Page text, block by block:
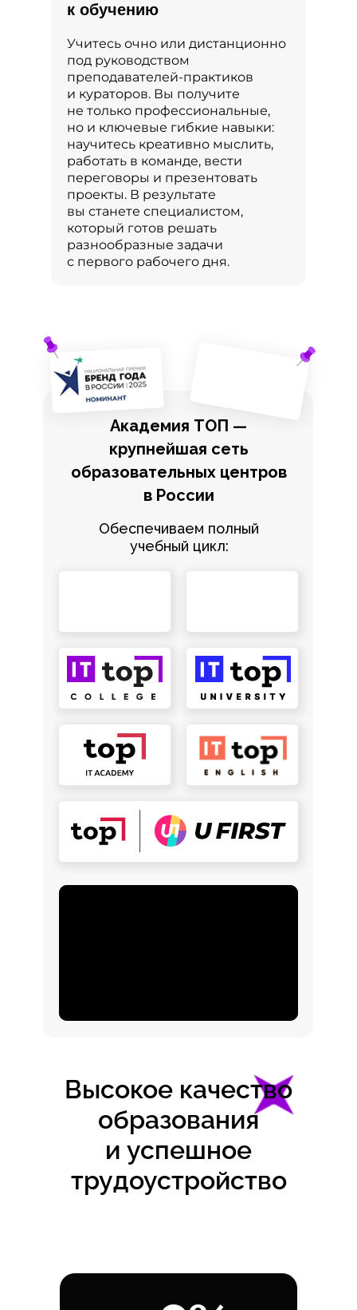
к обучению
Учитесь очно или дистанционно
под руководством
преподавателей‑практиков
и кураторов. Вы получите
не только профессиональные,
но и ключевые гибкие навыки:
научитесь креативно мыслить,
работать в команде, вести
переговоры и презентовать
проекты. В результате
вы станете специалистом,
который готов решать
разнообразные задачи
с первого рабочего дня.
Академия ТОП —
крупнейшая сеть
образовательных центров
в России
Обеспечиваем полный
учебный цикл:
Высокое качество
образования
и успешное
трудоустройство